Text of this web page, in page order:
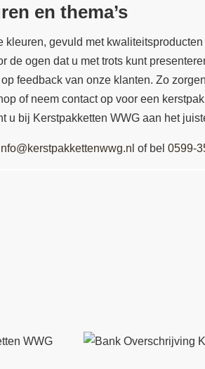
en thema’s
kleuren, gevuld met
ogen dat u met trots kunt
feedback van onze klanten. Zo
of neem contact op voor een
u bij Kerstpakketten WWG aan het
of bel 0599-